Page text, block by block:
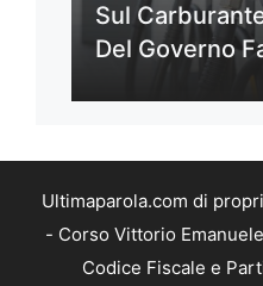
Sul
Del Governo
Ultimaparola.com di
- Corso Vittorio
Codice Fiscale e